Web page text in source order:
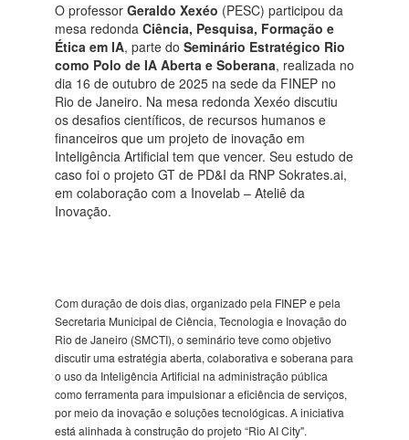
O professor Geraldo Xexéo (PESC) participou da
mesa redonda Ciência, Pesquisa, Formação e
Ética em IA, parte do Seminário Estratégico Rio
como Polo de IA Aberta e Soberana, realizada no
dia 16 de outubro de 2025 na sede da FINEP no
Rio de Janeiro. Na mesa redonda Xexéo discutiu
os desafios científicos, de recursos humanos e
financeiros que um projeto de inovação em
Inteligência Artificial tem que vencer. Seu estudo de
caso foi o projeto GT de PD&I da RNP Sokrates.ai,
em colaboração com a Inovelab – Ateliê da
Inovação.
Com duração de dois dias, organizado pela FINEP e pela
Secretaria Municipal de Ciência, Tecnologia e Inovação do
Rio de Janeiro (SMCTI), o seminário teve como objetivo
discutir uma estratégia aberta, colaborativa e soberana para
o uso da Inteligência Artificial na administração pública
como ferramenta para impulsionar a eficiência de serviços,
por meio da inovação e soluções tecnológicas. A iniciativa
está alinhada à construção do projeto “Rio AI City".